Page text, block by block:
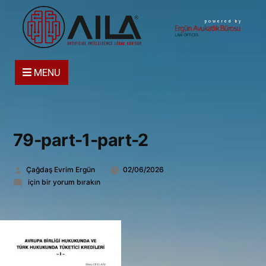
powered by
MENU
79-part-1-part-2
Gönderen:
Çağdaş Evrim Ergün
02/06/2026
79-
part-
için bir yorum bırakın